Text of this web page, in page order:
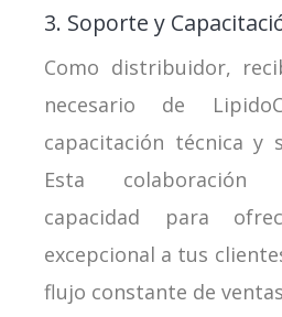
3. Soporte y
Como distribuidor,
necesario de
capacitación técnica y
Esta colaboración
capacidad para
excepcional a tus
flujo constante de